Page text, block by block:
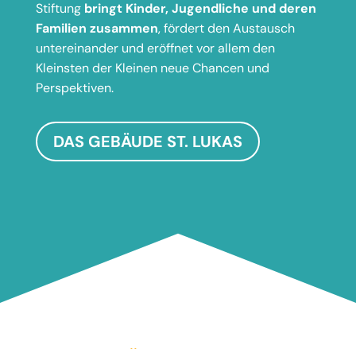
Stiftung bringt Kinder, Jugendliche und deren
Familien zusammen, fördert den Austausch
untereinander und eröffnet vor allem den
Kleinsten der Kleinen neue Chancen und
Perspektiven.
DAS GEBÄUDE ST. LUKAS